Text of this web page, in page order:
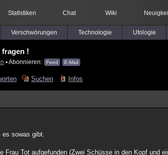
Statistiken Chat Wiki
Verschwörungen Technologie Ufologie
fragen !
▪ Abonnieren: Feed E-Mail
Suchen Infos
es sowas gibt.
Tot aufgefunden (Zwei Schüsse in den Kopf und